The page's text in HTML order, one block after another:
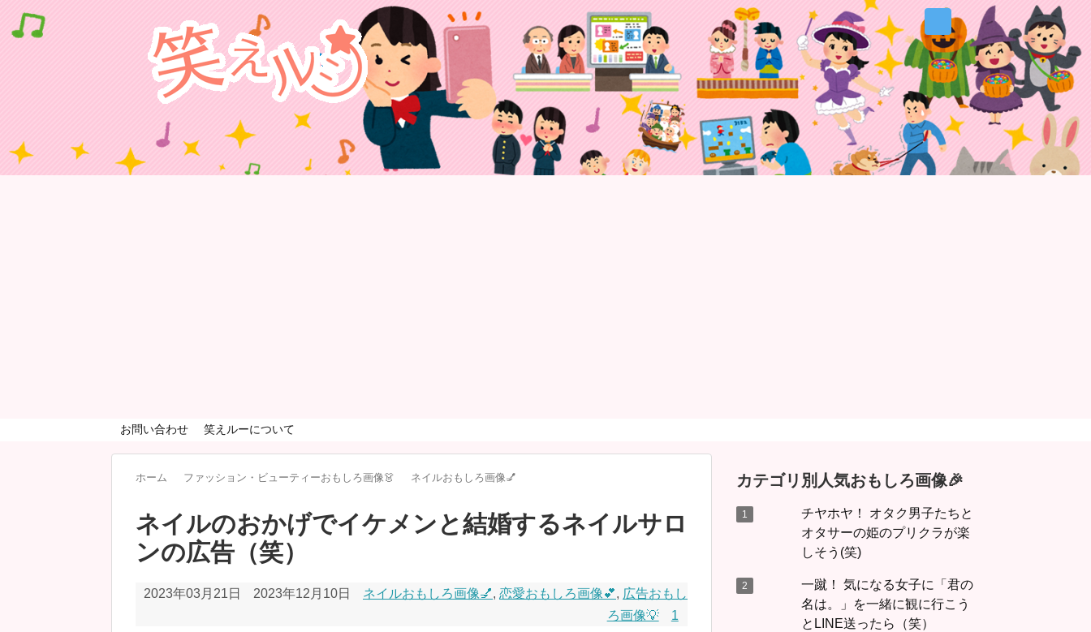
お問い合わせ 笑えルーについて
ホーム ファッション・ビューティーおもしろ画像👗 ネイルおもしろ画像💅
ネイルのおかげでイケメンと結婚するネイルサロ
ンの広告（笑）
2023年03月21日 2023年12月10日 ネイルおもしろ画像💅, 恋愛おもしろ画像💕, 広告おもし
ろ画像💡
1
カテゴリ別人気おもしろ画像🎉
チヤホヤ！ オタク男子たちと
オタサーの姫のプリクラが楽
しそう(笑)
一蹴！ 気になる女子に「君の
名は。」を一緒に観に行こう
とLINE送ったら（笑）